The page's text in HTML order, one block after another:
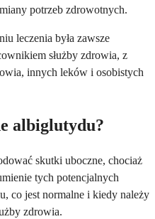
potrzeb zdrowotnych.
leczenia była zawsze
służby zdrowia, z
innych leków i osobistych
albiglutydu?
skutki uboczne, chociaż
tych potencjalnych
co jest normalne i kiedy należy
zdrowia.